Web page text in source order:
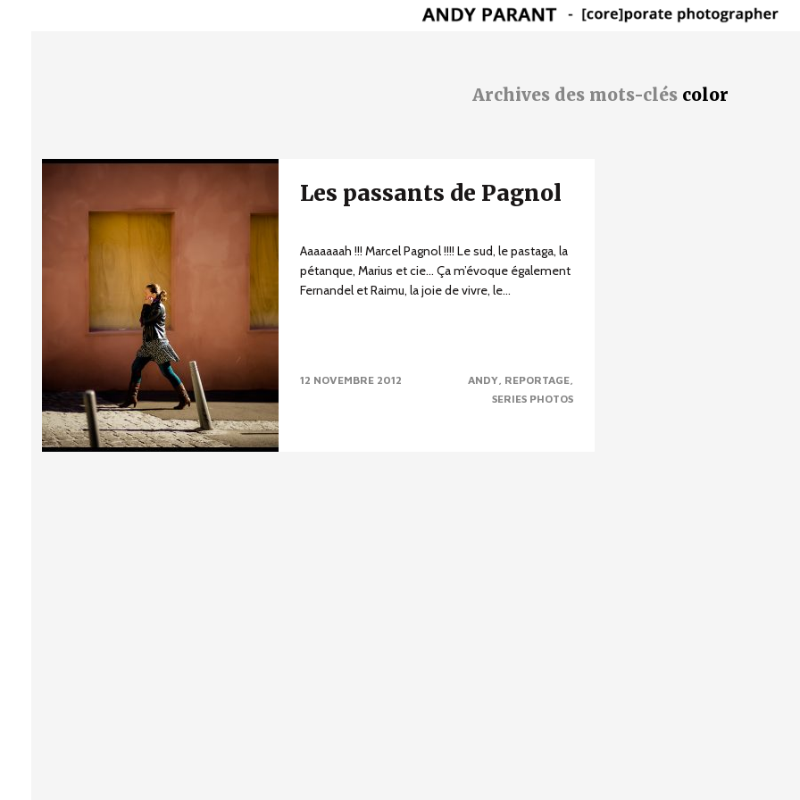
Archives des mots-clés color
Les passants de Pagnol
Aaaaaaah !!! Marcel Pagnol !!!! Le sud, le pastaga, la
pétanque, Marius et cie… Ça m’évoque également
Fernandel et Raimu, la joie de vivre, le...
12 NOVEMBRE 2012 ANDY REPORTAGE
SERIES PHOTOS